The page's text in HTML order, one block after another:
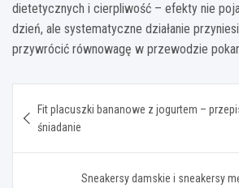
dietetycznych i cierpliwość – efekty nie
dzień, ale systematyczne działanie
przywrócić równowagę w przewodzie
wpisu
Fit placuszki bananowe z jogurtem –
śniadanie
Sneakersy damskie i sneakersy